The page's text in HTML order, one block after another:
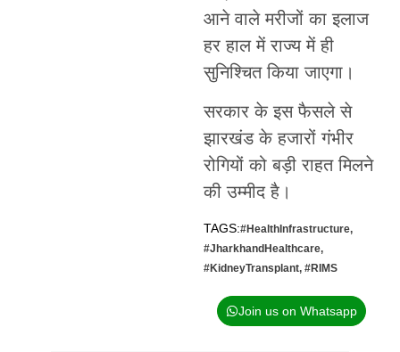
आने वाले मरीजों का इलाज
हर हाल में राज्य में ही
सुनिश्चित किया जाएगा।
सरकार के इस फैसले से
झारखंड के हजारों गंभीर
रोगियों को बड़ी राहत मिलने
की उम्मीद है।
TAGS:#HealthInfrastructure,
#JharkhandHealthcare,
#KidneyTransplant, #RIMS
Join us on Whatsapp